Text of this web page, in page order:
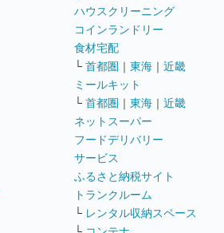
ハウスクリーニング
コインランドリー
食材宅配
└ 首都圏 ｜ 東海 ｜ 近畿
ミールキット
└ 首都圏 ｜ 東海 ｜ 近畿
ネットスーパー
フードデリバリー
サービス
ふるさと納税サイト
トランクルーム
└ レンタル収納スペース